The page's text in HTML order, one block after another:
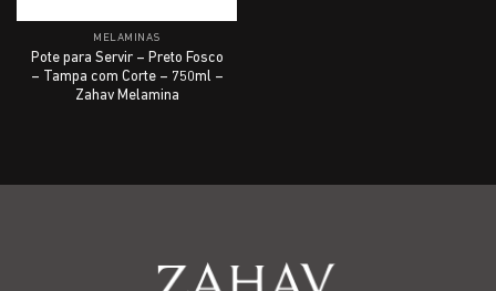
MELAMINAS
Pote para Servir – Preto Fosco
– Tampa com Corte – 750ml –
Zahav Melamina